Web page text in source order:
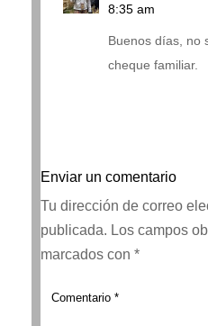
8:35 am
Buenos días, no
cheque familiar.
Enviar un comentario
Tu dirección de correo
publicada. Los campos
marcados con *